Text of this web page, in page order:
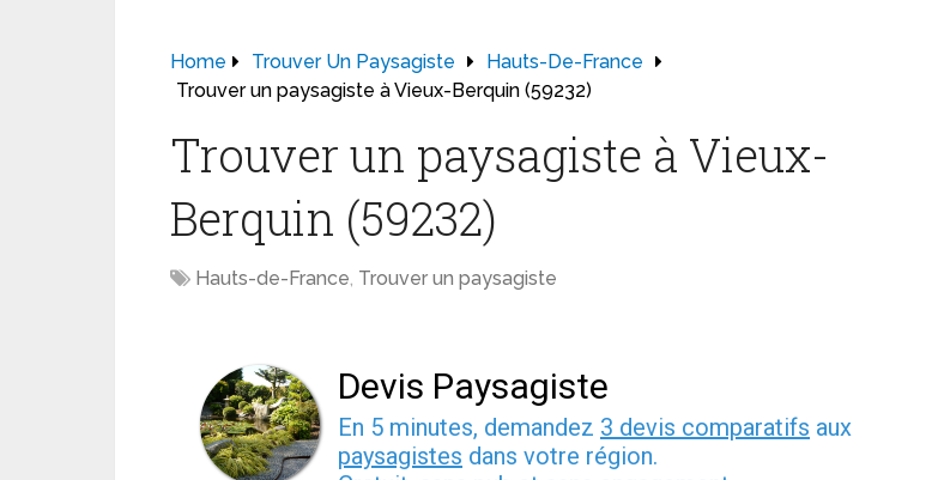
Home Trouver Un Paysagiste
Hauts-De-France
Trouver un paysagiste à Vieux-Berquin (59232)
Trouver un paysagiste à Vieux-
Berquin (59232)
Hauts-de-France, Trouver un paysagiste
Devis Paysagiste
En 5 minutes, demandez 3 devis comparatifs aux
paysagistes dans votre région.